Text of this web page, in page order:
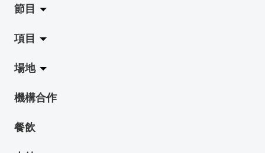
關於藝穗會
藝穗會的演化
使命與宗旨
藝穗會架構
檔案庫
節目
拉闊
展覽
演出
活動
項目
Jazz-Go-Central, Jazz-Go-Fringe
LPL
2015-16 藝術場地資助計劃
場地
陳麗玲畫廊
奶庫
機構合作
餐飲